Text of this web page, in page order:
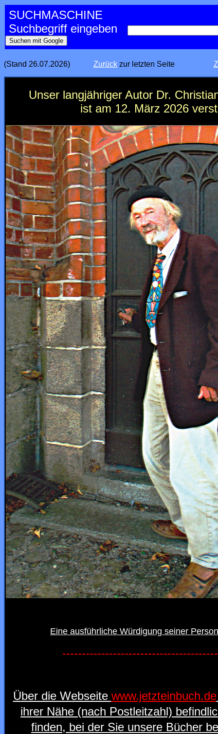
SUCHMASCHINE
Suchbegriff eingeben
(Stand 26.07.2026) Zurück zur letzten Seite
Unser langjähriger Autor Dr.
ist am 12. März 2026
Eine ausführliche Würdigung seiner
Über die Webseite www.jetzteinbuch.de
ihrer Nähe (nach Postleitzahl)
finden, bei der Sie unsere Bücher